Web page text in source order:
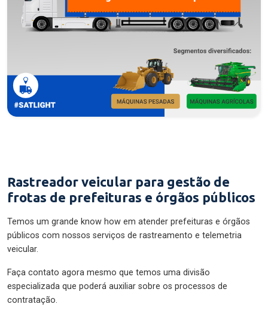
Rastreador veicular para gestão de
frotas de prefeituras e órgãos públicos
Temos um grande know how em atender prefeituras e órgãos
públicos com nossos serviços de rastreamento e telemetria
veicular.
Faça contato agora mesmo que temos uma divisão
especializada que poderá auxiliar sobre os processos de
contratação.